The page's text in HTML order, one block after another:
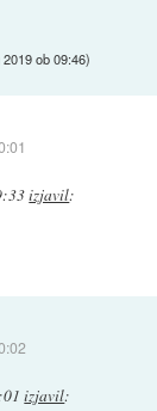
ob 09:46)
izjavil:
izjavil: